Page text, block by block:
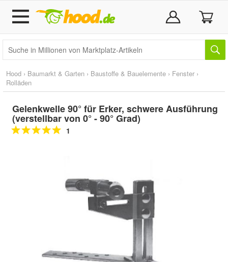
Hood › Baumarkt & Garten › Baustoffe & Bauelemente › Fenster ›
Rolläden
Gelenkwelle 90° für Erker, schwere Ausführung
(verstellbar von 0° - 90° Grad)
1